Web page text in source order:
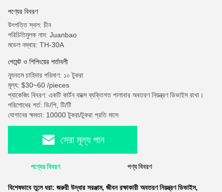
পণ্যের বিবরণ
উৎপত্তি স্থল: চীন
পরিচিতিমুলক নাম: Juanbao
মডেল নম্বার: TH-30A
পেমেন্ট ও শিপিংয়ের শর্তাবলী
ন্যূনতম চাহিদার পরিমাণ: ১০ টুকরা
মূল্য: $30~60 /pieces
প্যাকেজিং বিবরণ: একটি কার্টন বাক্সে ব্যক্তিগত পালাবার অবতরণ নিয়ন্ত্রণ ডিভাইস রাখা।
পরিশোধের শর্ত: ডি/পি, টি/টি
যোগানের ক্ষমতা: 10000 টুকরা/টুকরা প্রতি মাসে
সেরা মূল্য পান
পণ্যের বিবরণ পণ্য বিবরণ
বিশেষভাবে তুলে ধরা: জরুরী উদ্ধার সরঞ্জাম, জীবন রক্ষাকারী অবতরণ নিয়ন্ত্রণ ডিভাইস,